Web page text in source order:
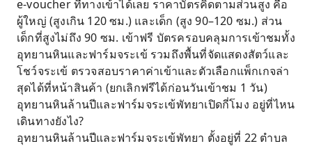
e-voucher ที่ทางเข้าได้เลย ราคาบัตรคิดตามส่วนสูง คือ
ผู้ใหญ่ (สูงเกิน 120 ซม.) และเด็ก (สูง 90–120 ซม.) ส่วน
เด็กที่สูงไม่ถึง 90 ซม. เข้าฟรี บัตรครอบคลุมการเข้าชมทั้ง
อุทยานหินและฟาร์มจระเข้ รวมถึงพื้นที่จัดแสดงสัตว์และ
โชว์จระเข้ ตรวจสอบราคาค่าเข้าและตัวเลือกแพ็กเกจล่า
สุดได้ที่หน้าสินค้า (ยกเลิกฟรีได้ก่อนวันเข้าชม 1 วัน)
อุทยานหินล้านปีและฟาร์มจระเข้พัทยาเปิดกี่โมง อยู่ที่ไหน
เดินทางยังไง?
อุทยานหินล้านปีและฟาร์มจระเข้พัทยา ตั้งอยู่ที่ 22 ตำบล